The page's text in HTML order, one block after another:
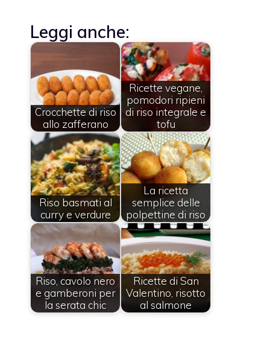
Leggi anche:
Crocchette di riso
allo zafferano
Ricette vegane,
pomodori ripieni
di riso integrale e
tofu
Riso basmati al
curry e verdure
La ricetta
semplice delle
polpettine di riso
Riso, cavolo nero
e gamberoni per
la serata chic
Ricette di San
Valentino, risotto
al salmone